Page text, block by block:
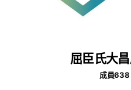
屈臣氏大
成員638